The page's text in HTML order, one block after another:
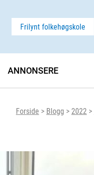
Frilynt folkehøgskole
Forside > Blogg > 2022 >
ANNONSERE